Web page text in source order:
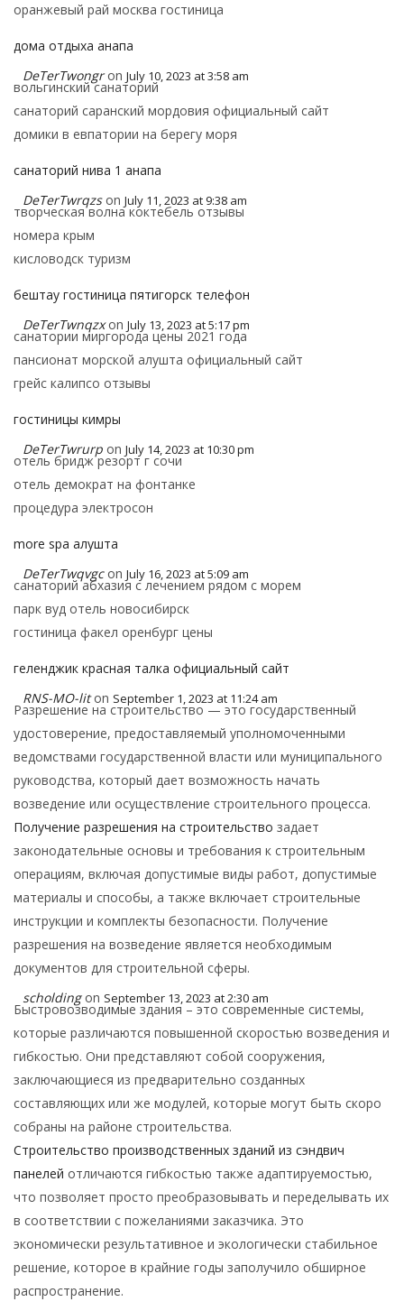
оранжевый рай москва гостиница
дома отдыха анапа
DeTerTwongr on July 10, 2023 at 3:58 am
вольгинский санаторий
санаторий саранский мордовия официальный сайт
домики в евпатории на берегу моря
санаторий нива 1 анапа
DeTerTwrqzs on July 11, 2023 at 9:38 am
творческая волна коктебель отзывы
номера крым
кисловодск туризм
бештау гостиница пятигорск телефон
DeTerTwnqzx on July 13, 2023 at 5:17 pm
санатории миргорода цены 2021 года
пансионат морской алушта официальный сайт
грейс калипсо отзывы
гостиницы кимры
DeTerTwrurp on July 14, 2023 at 10:30 pm
отель бридж резорт г сочи
отель демократ на фонтанке
процедура электросон
more spa алушта
DeTerTwqvgc on July 16, 2023 at 5:09 am
санаторий абхазия с лечением рядом с морем
парк вуд отель новосибирск
гостиница факел оренбург цены
геленджик красная талка официальный сайт
RNS-MO-lit on September 1, 2023 at 11:24 am
Разрешение на строительство — это государственный
удостоверение, предоставляемый уполномоченными
ведомствами государственной власти или муниципального
руководства, который дает возможность начать
возведение или осуществление строительного процесса.
Получение разрешения на строительство задает
законодательные основы и требования к строительным
операциям, включая допустимые виды работ, допустимые
материалы и способы, а также включает строительные
инструкции и комплекты безопасности. Получение
разрешения на возведение является необходимым
документов для строительной сферы.
scholding on September 13, 2023 at 2:30 am
Быстровозводимые здания – это современные системы,
которые различаются повышенной скоростью возведения и
гибкостью. Они представляют собой сооружения,
заключающиеся из предварительно созданных
составляющих или же модулей, которые могут быть скоро
собраны на районе строительства.
Строительство производственных зданий из сэндвич
панелей отличаются гибкостью также адаптируемостью,
что позволяет просто преобразовывать и переделывать их
в соответствии с пожеланиями заказчика. Это
экономически результативное и экологически стабильное
решение, которое в крайние годы заполучило обширное
распространение.